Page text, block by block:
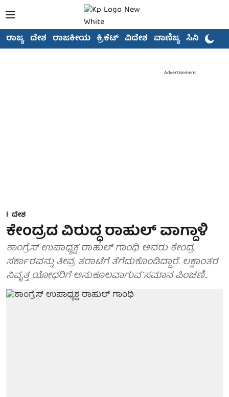
ರಾಜ್ಯ ದೇಶ ರಾಜಕೀಯ ಕ್ರಿಕೆಟ್ ವಿದೇಶ ವಾಣಿಜ್ಯ ಸಿನಿಮಾ
Advertisement
ದೇಶ
ಕೇಂದ್ರದ ವಿರುದ್ಧ ರಾಹುಲ್ ವಾಗ್ದಾಳಿ
ಕಾಂಗ್ರೆಸ್ ಉಪಾಧ್ಯಕ್ಷ ರಾಹುಲ್ ಗಾಂಧಿ ಅವರು ಕೇಂದ್ರ
ಸರ್ಕಾರವನ್ನು ತೀವ್ರ ತರಾಟೆಗೆ ತೆಗೆದುಕೊಂಡಿದ್ದಾರೆ. ಲಕ್ಷಾಂತರ
ನಿವೃತ್ತ ಯೋಧರಿಗೆ ಅನುಕೂಲವಾಗುವ`ಸಮಾನ ಪಿಂಚಣಿ..